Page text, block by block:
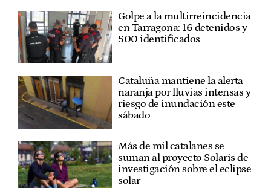
Golpe a la multirreincidencia
en Tarragona: 16 detenidos y
500 identificados
Cataluña mantiene la alerta
naranja por lluvias intensas y
riesgo de inundación este
sábado
Más de mil catalanes se
suman al proyecto Solaris de
investigación sobre el eclipse
solar